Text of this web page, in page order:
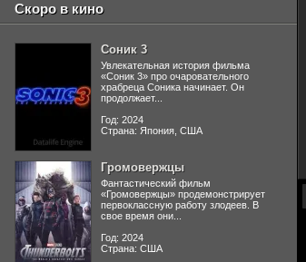
Скоро в кино
Соник 3
Увлекательная история фильма
«Соник 3» про очаровательного
храбреца Соника начинает. Он
продолжает...
Год: 2024
Страна: Япония, США
Громовержцы
Фантастический фильм
«Громовержцы» продемонстрирует
первоклассную работу злодеев. В
свое время они...
Год: 2024
Страна: США